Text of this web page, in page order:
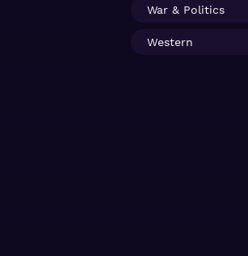
War & Politics
Western